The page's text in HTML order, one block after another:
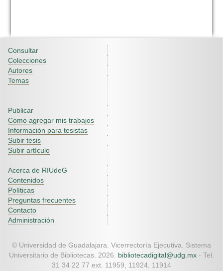
Consultar
Colecciones
Autores
Temas
Publicar
Como agregar mis trabajos
Información para tesistas
Subir tesis
Subir artículo
Acerca de RIUdeG
Contenidos
Políticas
Preguntas frecuentes
Contacto
Administración
© Universidad de Guadalajara. Vicerrectoría Ejecutiva. Sistema
Universitario de Bibliotecas. 2026. bibliotecadigital@udg.mx - Tel.
31 34 22 77 ext. 11959, 11924, 11914